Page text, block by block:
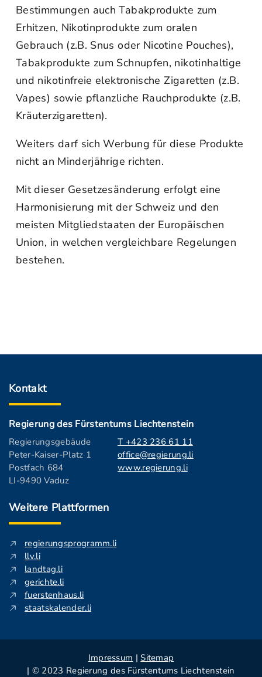
Bestimmungen auch Tabakprodukte zum
Erhitzen, Nikotinprodukte zum oralen
Gebrauch (z.B. Snus oder Nicotine Pouches),
Tabakprodukte zum Schnupfen, nikotinhaltige
und nikotinfreie elektronische Zigaretten (z.B.
Vapes) sowie pflanzliche Rauchprodukte (z.B.
Kräuterzigaretten).
Weiters darf sich Werbung für diese Produkte
nicht an Minderjährige richten.
Mit dieser Gesetzesänderung erfolgt eine
Harmonisierung mit der Schweiz und den
meisten Mitgliedstaaten der Europäischen
Union, in welchen vergleichbare Regelungen
bestehen.
Kontakt
Regierung des Fürstentums Liechtenstein
Regierungsgebäude
Peter-Kaiser-Platz 1
Postfach 684
LI-9490 Vaduz
T +423 236 61 11
office@regierung.li
www.regierung.li
Weitere Plattformen
regierungsprogramm.li
llv.li
landtag.li
gerichte.li
fuerstenhaus.li
staatskalender.li
Impressum | Sitemap
| © 2023 Regierung des Fürstentums Liechtenstein